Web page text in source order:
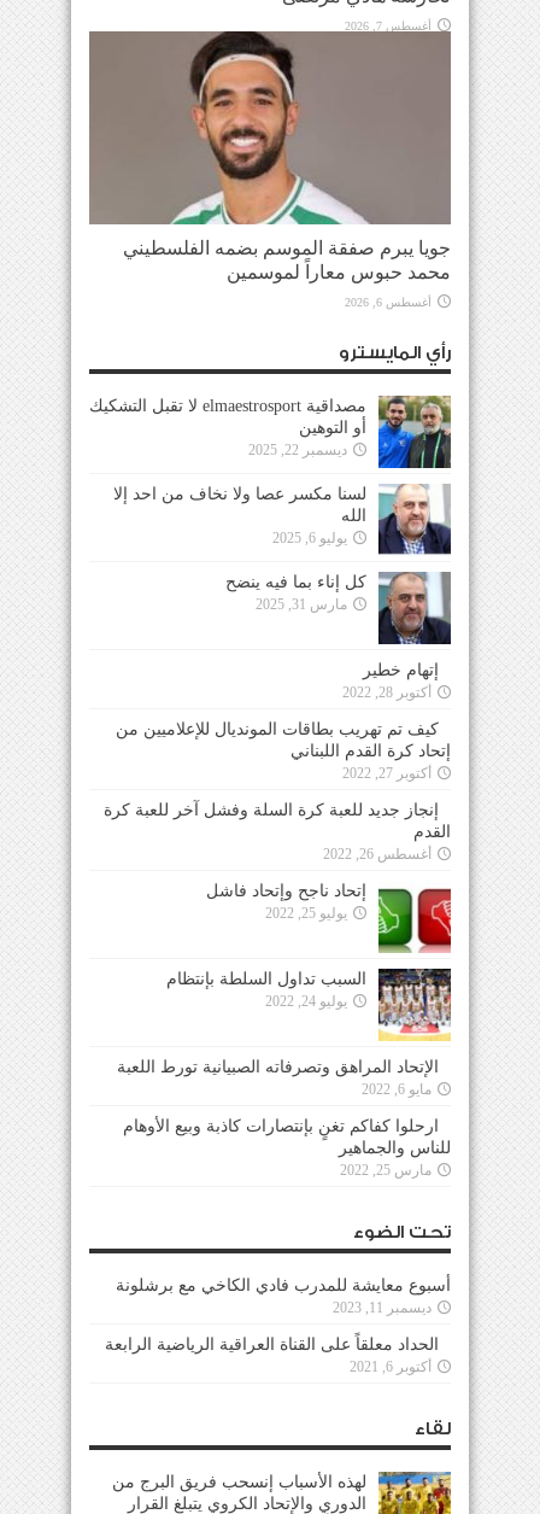
أغسطس 7, 2026
جويا يبرم صفقة الموسم بضمه الفلسطيني
محمد حبوس معاراً لموسمين
أغسطس 6, 2026
رأي المايسترو
مصداقية elmaestrosport لا تقبل التشكيك
أو التوهين
ديسمبر 22, 2025
لسنا مكسر عصا ولا نخاف من احد إلا
الله
يوليو 6, 2025
كل إناء بما فيه ينضح
مارس 31, 2025
إتهام خطير
أكتوبر 28, 2022
كيف تم تهريب بطاقات المونديال للإعلاميين من
إتحاد كرة القدم اللبناني
أكتوبر 27, 2022
إنجاز جديد للعبة كرة السلة وفشل آخر للعبة كرة
القدم
أغسطس 26, 2022
إتحاد ناجح وإتحاد فاشل
يوليو 25, 2022
السبب تداول السلطة بإنتظام
يوليو 24, 2022
الإتحاد المراهق وتصرفاته الصبيانية تورط اللعبة
مايو 6, 2022
ارحلوا كفاكم تغنٍ بإنتصارات كاذبة وبيع الأوهام
للناس والجماهير
مارس 25, 2022
تحت الضوء
أسبوع معايشة للمدرب فادي الكاخي مع برشلونة
ديسمبر 11, 2023
الحداد معلقاً على القناة العراقية الرياضية الرابعة
أكتوبر 6, 2021
لقاء
لهذه الأسباب إنسحب فريق البرج من
الدوري والإتحاد الكروي يتبلغ القرار